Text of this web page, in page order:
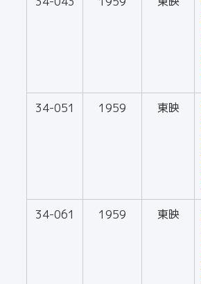
34-051 1959 東映
34-061 1959 東映